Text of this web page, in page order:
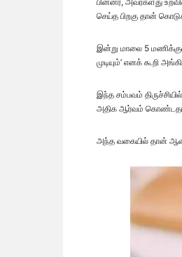
செய்த பிறகு தான்
இன்று மாலை 5
முடியும்’ எனக் கூறி
இந்த சம்பவம்
அதிக ஆர்வம் கொண்டதால்
அந்த வகையில் தான்